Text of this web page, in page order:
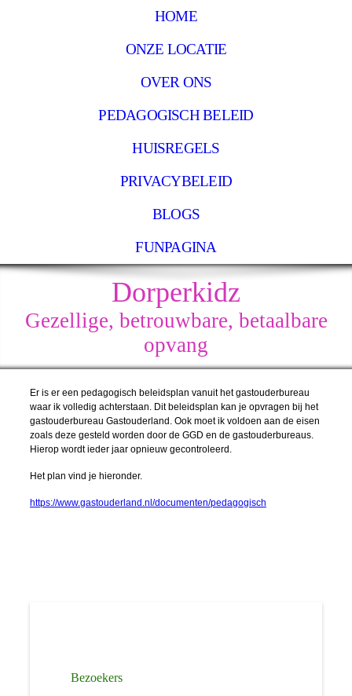
HOME
ONZE LOCATIE
OVER ONS
PEDAGOGISCH BELEID
HUISREGELS
PRIVACYBELEID
BLOGS
FUNPAGINA
Dorperkidz
Gezellige, betrouwbare, betaalbare
opvang
Er is er een pedagogisch beleidsplan vanuit het gastouderbureau
waar ik volledig achterstaan. Dit beleidsplan kan je opvragen bij het
gastouderbureau Gastouderland. Ook moet ik voldoen aan de eisen
zoals deze gesteld worden door de GGD en de gastouderbureaus.
Hierop wordt ieder jaar opnieuw gecontroleerd.
Het plan vind je hieronder.
https://www.gastouderland.nl/documenten/pedagogisch
Bezoekers